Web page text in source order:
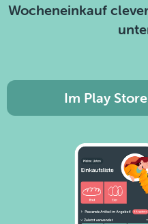
Wocheneinkauf
Im Play